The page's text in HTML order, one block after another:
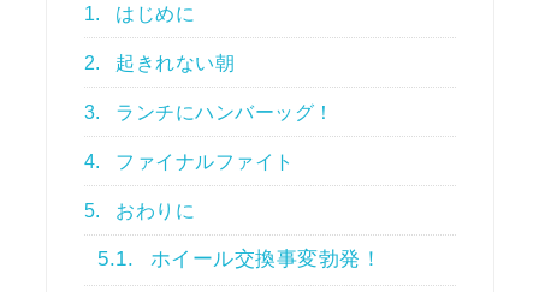
1. はじめに
2. 起きれない朝
3. ランチにハンバーッグ！
4. ファイナルファイト
5. おわりに
5.1. ホイール交換事変勃発！